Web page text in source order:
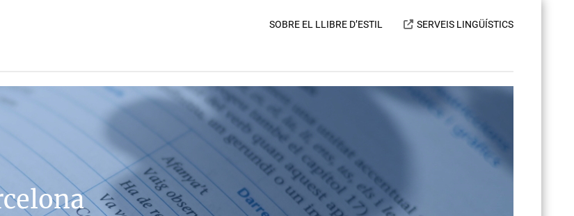
SOBRE EL LLIBRE D’ESTIL SERVEIS LINGÜÍSTICS